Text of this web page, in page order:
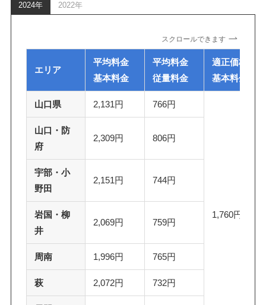
2024年 2022年
スクロールできます
エリア
平均料金
基本料金
平均料金
従量料金
適正価格
基本料金
山口県 2,131円 766円
1,760円
山口・防
府
2,309円 806円
宇部・小
野田
2,151円 744円
岩国・柳
井
2,069円 759円
周南 1,996円 765円
萩 2,072円 732円